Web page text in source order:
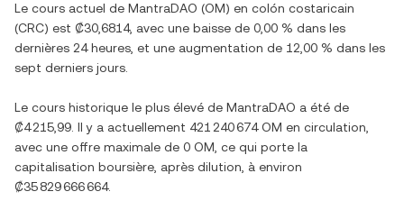
Le cours actuel de MantraDAO (OM) en colón costaricain
(CRC) est ₡30,6814, avec une baisse de 0,00 % dans les
dernières 24 heures, et une augmentation de 12,00 % dans les
sept derniers jours.
Le cours historique le plus élevé de MantraDAO a été de
₡4 215,99 . Il y a actuellement 421 240 674 OM en circulation,
avec une offre maximale de 0 OM , ce qui porte la
capitalisation boursière, après dilution, à environ
₡35 829 666 664.